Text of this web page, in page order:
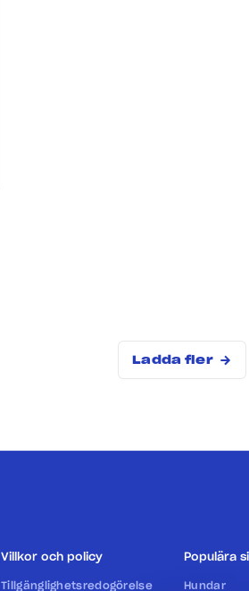
Ladda fler
Villkor och policy
Tillgänglighetsredogörelse
Populära
Hundar